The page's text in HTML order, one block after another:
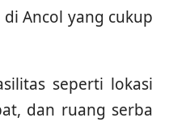
Ancol yang cukup
seperti lokasi
dan ruang serba